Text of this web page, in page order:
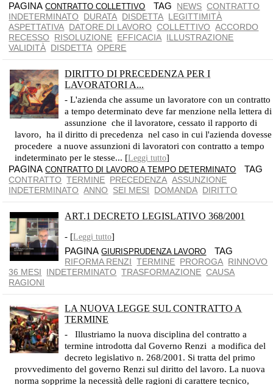
PAGINACONTRATTO COLLETTIVO TAG NEWS CONTRATTO
INDETERMINATO
DURATA DISDETTA LEGITTIMITÀ
ASPETTATIVA DATORE DI LAVORO COLLETTIVO ACCORDO
RECESSO
RISOLUZIONE EFFICACIA ILLUSTRAZIONE
VALIDITÀ DISDETTA OPERE
DIRITTO DI PRECEDENZA PER I
LAVORATORI A...
- L'azienda che assume un lavoratore con un contratto
a tempo determinato deve far menzione nella lettera di
assunzione che il lavoratore, cessato il rapporto di
lavoro, ha il diritto di precedenza nel caso in cui l'azienda dovesse
procedere a nuove assunzioni di lavoratori con contratto a tempo
indeterminato per le stesse... [Leggi tutto]
PAGINACONTRATTO DI LAVORO A TEMPO DETERMINATO TAG
CONTRATTO TERMINE PRECEDENZA ASSUNZIONE
INDETERMINATO ANNO SEI MESI DOMANDA DIRITTO
ART.1 DECRETO LEGISLATIVO 368/2001
- [Leggi tutto]
PAGINAGIURISPRUDENZA LAVORO TAG
RIFORMA RENZI TERMINE PROROGA RINNOVO
36 MESI
INDETERMINATO TRASFORMAZIONE CAUSA
RAGIONI
LA NUOVA LEGGE SUL CONTRATTO A
TERMINE
- Illustriamo la nuova disciplina del contratto a
termine introdotta dal Governo Renzi a modifica del
decreto legislativo n. 268/2001. Si tratta del primo
provvedimento del governo Renzi sul diritto del lavoro. La nuova
norma sopprime la necessità delle ragioni di carattere tecnico,